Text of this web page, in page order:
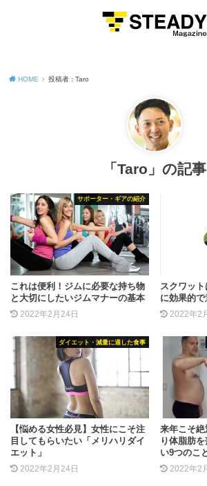
HOME 投稿者 : Taro
「Taro」の記事
サポーター・ギアの紹介
これは便利！ジムに必要な持ち物
と大切にしたいジムマナーの基本
2022年2月24日
スクワッ
に効果的
2022年2
ダイエット・減量に適した食事
【悩める女性必見】女性にこそ注
目してもらいたい「メリハリダイ
エット」
2022年2月24日
来年こそ
り体脂肪
い9つのこ
2022年2